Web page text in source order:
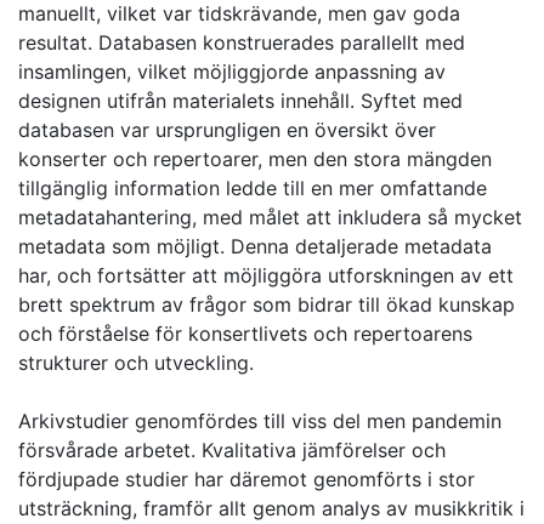
manuellt, vilket var tidskrävande, men gav goda
resultat. Databasen konstruerades parallellt med
insamlingen, vilket möjliggjorde anpassning av
designen utifrån materialets innehåll. Syftet med
databasen var ursprungligen en översikt över
konserter och repertoarer, men den stora mängden
tillgänglig information ledde till en mer omfattande
metadatahantering, med målet att inkludera så mycket
metadata som möjligt. Denna detaljerade metadata
har, och fortsätter att möjliggöra utforskningen av ett
brett spektrum av frågor som bidrar till ökad kunskap
och förståelse för konsertlivets och repertoarens
strukturer och utveckling.
Arkivstudier genomfördes till viss del men pandemin
försvårade arbetet. Kvalitativa jämförelser och
fördjupade studier har däremot genomförts i stor
utsträckning, framför allt genom analys av musikkritik i